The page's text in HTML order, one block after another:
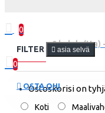
0
0 kohde(tta)
0
Ostoskorisi on
FILTER asia selvä
OSTA OHI
Koti